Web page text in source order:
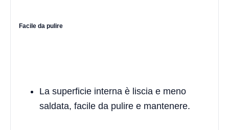
Facile da pulire
La superficie interna è liscia e meno
saldata, facile da pulire e mantenere.